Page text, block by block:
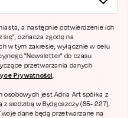
a następnie potwierdzenie ich
się", oznacza zgodę na
w tym zakresie, wyłącznie w celu
"Newsletter" do czasu
przetwarzania danych
Prywatności.
jest Adria Art spółka z
siedzibą w Bydgoszczy (85- 227),
dane będą przetwarzane na